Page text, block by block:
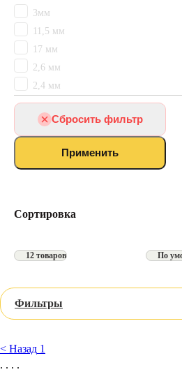
Ковролин на лестницу
Ковролин для кабинета
Свернуть
Объекты
Ковролин для
Ковролин для торговых залов,
Ковролин на
Ковролин для офисного
Ковролин для
Ковролин
Сортировка
12 товаров По
3мм
11,5 мм
17 мм
2,6 мм
2,4 мм
Сбросить фильтр
Применить
Фильтры
< Назад 1
. . . .